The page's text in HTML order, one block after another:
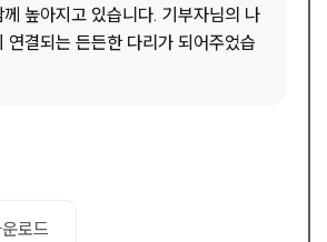
높아지고 있습니다. 기부자님의 나
연결되는 든든한 다리가 되어주었습
로드